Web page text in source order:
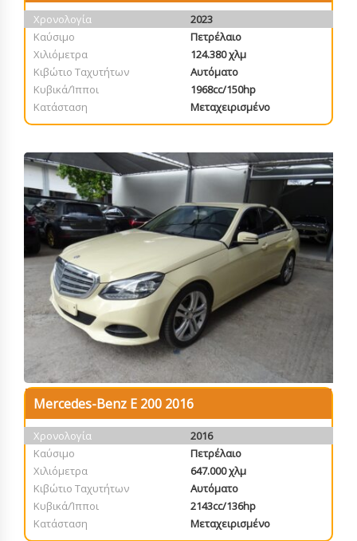
Χρονολογία
2023
Καύσιμο
Πετρέλαιο
Χιλιόμετρα
124.380 χλμ
Κιβώτιο Ταχυτήτων
Αυτόματο
Κυβικά/Ίπποι
1968cc/150hp
Κατάσταση
Μεταχειρισμένο
Mercedes-Benz E 200 2016
Χρονολογία
2016
Καύσιμο
Πετρέλαιο
Χιλιόμετρα
647.000 χλμ
Κιβώτιο Ταχυτήτων
Αυτόματο
Κυβικά/Ίπποι
2143cc/136hp
Κατάσταση
Μεταχειρισμένο